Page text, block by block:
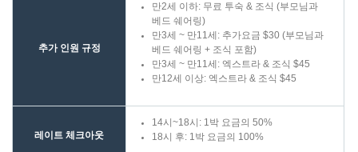
추가 인원 규정
만2세 이하: 무료 투숙 & 조식 (부모님과
베드 쉐어링)
만3세 ~ 만11세: 추가요금 $30 (부모님과
베드 쉐어링 + 조식 포함)
만3세 ~ 만11세: 엑스트라 & 조식 $45
만12세 이상: 엑스트라 & 조식 $45
레이트 체크아웃
14시~18시: 1박 요금의 50%
18시 후: 1박 요금의 100%